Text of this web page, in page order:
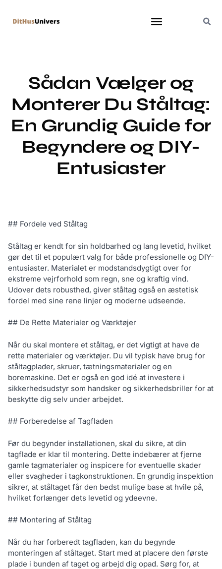
Sådan Vælger og
Monterer Du Ståltag:
En Grundig Guide for
Begyndere og DIY-
Entusiaster
## Fordele ved Ståltag
Ståltag er kendt for sin holdbarhed og lang levetid, hvilket
gør det til et populært valg for både professionelle og DIY-
entusiaster. Materialet er modstandsdygtigt over for
ekstreme vejrforhold som regn, sne og kraftig vind.
Udover dets robusthed, giver ståltag også en æstetisk
fordel med sine rene linjer og moderne udseende.
## De Rette Materialer og Værktøjer
Når du skal montere et ståltag, er det vigtigt at have de
rette materialer og værktøjer. Du vil typisk have brug for
ståltagplader, skruer, tætningsmaterialer og en
boremaskine. Det er også en god idé at investere i
sikkerhedsudstyr som handsker og sikkerhedsbriller for at
beskytte dig selv under arbejdet.
## Forberedelse af Tagfladen
Før du begynder installationen, skal du sikre, at din
tagflade er klar til montering. Dette indebærer at fjerne
gamle tagmaterialer og inspicere for eventuelle skader
eller svagheder i tagkonstruktionen. En grundig inspektion
sikrer, at ståltaget får den bedst mulige base at hvile på,
hvilket forlænger dets levetid og ydeevne.
## Montering af Ståltag
Når du har forberedt tagfladen, kan du begynde
monteringen af ståltaget. Start med at placere den første
plade i bunden af taget og arbejd dig opad. Sørg for, at